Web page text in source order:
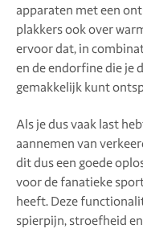
apparaten met een
plakkers ook over
ervoor dat, in
en de endorfine die je
gemakkelijk kunt
Als je dus vaak last
aannemen van
dit dus een goede
voor de fanatieke
heeft. Deze
spierpijn, stroefheid